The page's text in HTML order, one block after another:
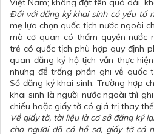
Việt Nam; không đặt tên quá dài,
Đối với đăng ký khai sinh có yếu tố
mẹ lựa chọn quốc tịch nước ngoài
mà cơ quan có thẩm quyền nước
trẻ có quốc tịch phù hợp quy định
quan đăng ký hộ tịch vẫn thực
nhưng để trống phần ghi về quốc
Sổ đăng ký khai sinh. Trường hợp
khai sinh là người nước ngoài thì
chiếu hoặc giấy tờ có giá trị thay
Về giấy tờ, tài liệu là cơ sở đăng ký
cho người đã có hồ sơ, giấy tờ cá